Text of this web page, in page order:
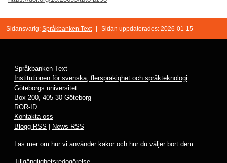
Sidansvarig: Språkbanken Text Sidan uppdaterades: 2026-01-15
Språkbanken Text
Institutionen för svenska, flerspråkighet och språkteknologi
Göteborgs universitet
Box 200, 405 30 Göteborg
ROR-ID
Kontakta oss
Blogg RSS
News RSS
Läs mer om hur vi använder kakoroch hur du väljer bort dem.